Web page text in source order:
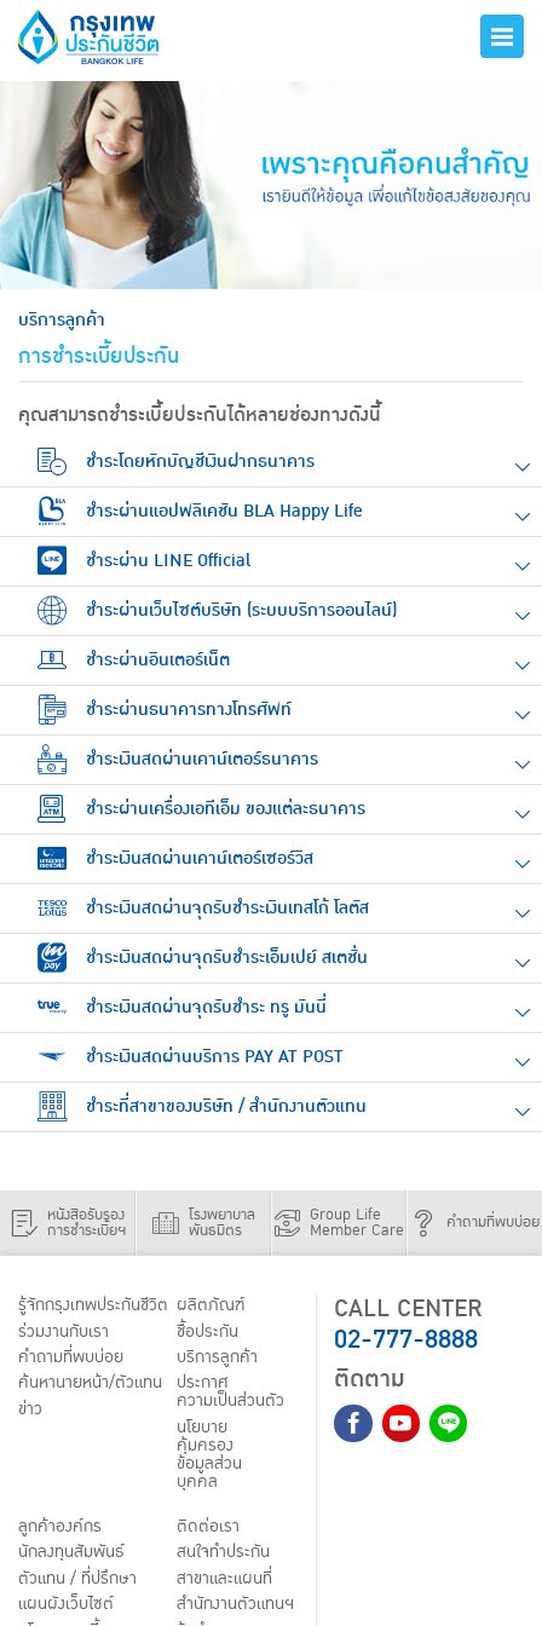
บริการลูกค้า
การชำระเบี้ยประกัน
คุณสามารถชำระเบี้ยประกันได้หลายช่องทางดังนี้
ชำระโดยหักบัญชีเงินฝากธนาคาร
ชำระผ่านแอปพลิเคชัน BLA Happy Life
ชำระผ่าน LINE Official
ชำระผ่านเว็บไซต์บริษัท (ระบบบริการออนไลน์)
ชำระผ่านอินเตอร์เน็ต
ชำระผ่านธนาคารทางโทรศัพท์
ชำระเงินสดผ่านเคาน์เตอร์ธนาคาร
ชำระผ่านเครื่องเอทีเอ็ม ของแต่ละธนาคาร
ชำระเงินสดผ่านเคาน์เตอร์เซอร์วิส
ชำระเงินสดผ่านจุดรับชำระเงินเทสโก้ โลตัส
ชำระเงินสดผ่านจุดรับชำระเอ็มเปย์ สเตชั่น
ชำระเงินสดผ่านจุดรับชำระ ทรู มันนี่
ชำระเงินสดผ่านบริการ PAY AT POST
ชำระที่สาขาของบริษัท / สำนักงานตัวแทน
หนังสือรับรอง
การชำระเบี้ยฯ
โรงพยาบาล
พันธมิตร
Group Life
Member Care คำถามที่พบบ่อย
รู้จักกรุงเทพประกันชีวิต
ร่วมงานกับเรา
คำถามที่พบบ่อย
ค้นหานายหน้า/ตัวแทน
ข่าว
ผลิตภัณฑ์
ชื้อประกัน
บริการลูกค้า
ประกาศ
ความเป็นส่วนตัว
นโยบาย
คุ้มครอง
ข้อมูลส่วน
บุคคล
ลูกค้าองค์กร
นักลงทุนสัมพันธ์
ตัวแทน / ที่ปรึกษา
แผนผังเว็บไซต์
ติดต่อเรา
สนใจทำประกัน
สาขาและแผนที่
สำนักงานตัวแทนฯ
CALL CENTER
02-777-8888
ติดตาม